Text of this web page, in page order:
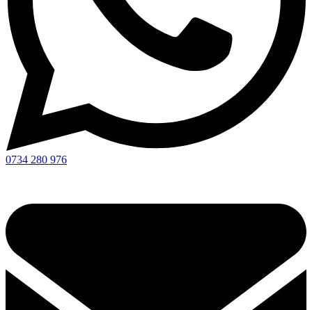
0734 280 976